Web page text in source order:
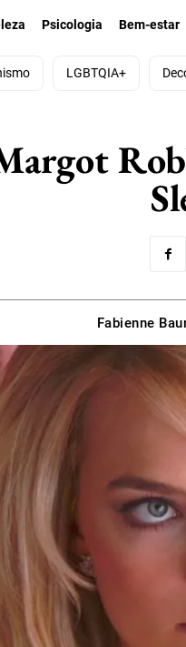
Psicologia Bem-estar
LGBTQIA+
Fabienne